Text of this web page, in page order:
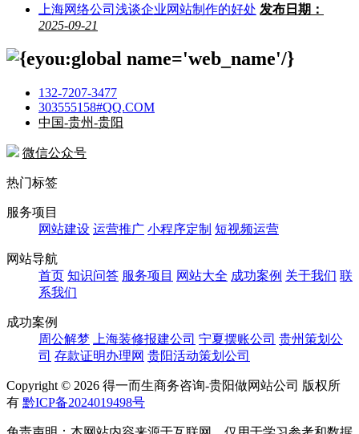
上海网络公司浅谈企业网站制作的好处 发布日期：
2025-09-21
132-7207-3477
303555158#QQ.COM
中国-贵州-贵阳
微信公众号
热门标签
服务项目
网站建设 运营推广 小程序定制 短视频运营
网站导航
首页 知识问答 服务项目 网站大全 成功案例 关于我们 联
系我们
成功案例
周公解梦
上海装修报建公司 宁夏摆账公司 贵州策划公
司 存款证明办理网 贵阳活动策划公司
Copyright © 2026 得一而生商务咨询-贵阳做网站公司 版权所
有 黔ICP备2024019498号